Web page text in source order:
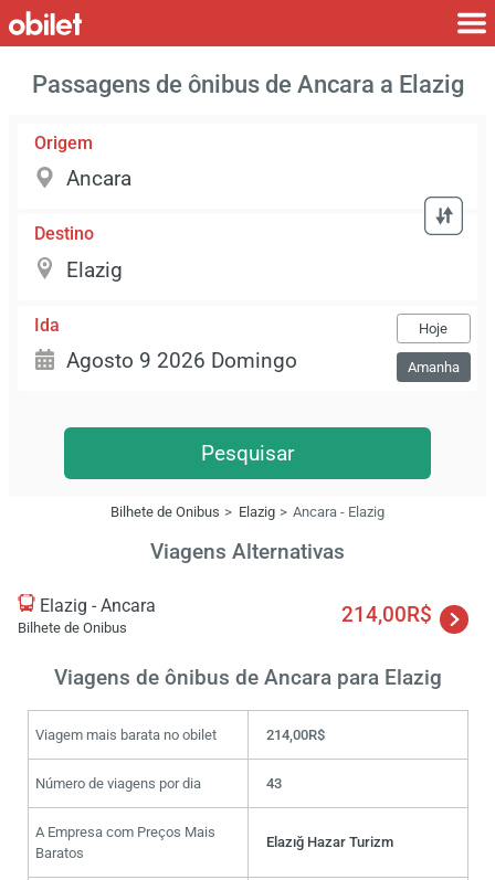
Passagens de ônibus de Ancara a Elazig
Origem
Destino
Ida Hoje
Amanha
Pesquisar
Bilhete de Onibus Elazig Ancara - Elazig
Viagens Alternativas
Elazig - Ancara
Bilhete de Onibus
214,00R$
Viagens de ônibus de Ancara para Elazig
Viagem mais barata no obilet 214,00R$
Número de viagens por dia 43
A Empresa com Preços Mais
Baratos
Elazığ Hazar Turizm